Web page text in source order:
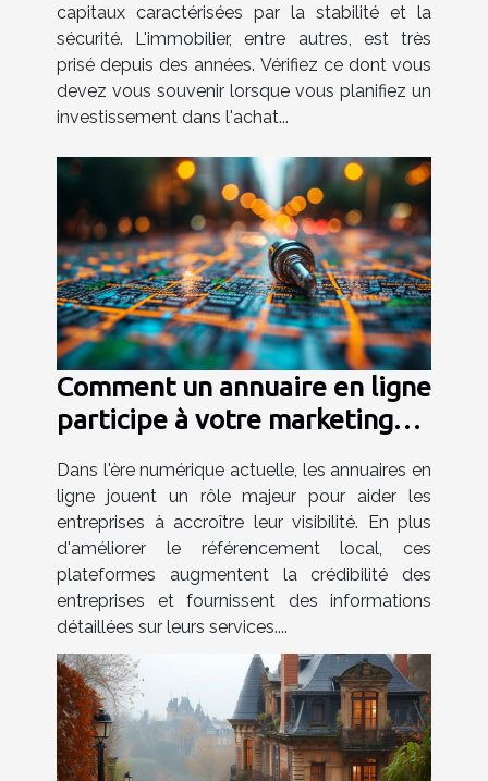
capitaux caractérisées par la stabilité et la
sécurité. L'immobilier, entre autres, est très
prisé depuis des années. Vérifiez ce dont vous
devez vous souvenir lorsque vous planifiez un
investissement dans l'achat...
Comment un annuaire en ligne
participe à votre marketing
Dans l'ère numérique actuelle, les annuaires en
ligne jouent un rôle majeur pour aider les
entreprises à accroître leur visibilité. En plus
d'améliorer le référencement local, ces
plateformes augmentent la crédibilité des
entreprises et fournissent des informations
détaillées sur leurs services....